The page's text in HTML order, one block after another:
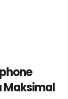
Maksimal